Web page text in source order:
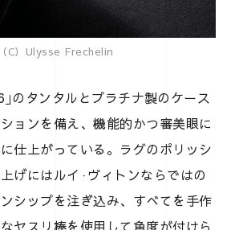
（C）Ulysse Frechelin
のタンタルとプラチナ製のケース
ョンを備え、機能的かつ審美眼に
仕上がっている。ラグのポリッシ
げにはルイ·ヴィトンならではの
シップを注ぎ込み、すべてを手作
ヤスリ棒を使用して角度が付けら